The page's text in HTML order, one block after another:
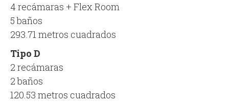
4 recámaras + Flex Room
5 baños
293.71 metros cuadrados
Tipo D
2 recámaras
2 baños
120.53 metros cuadrados